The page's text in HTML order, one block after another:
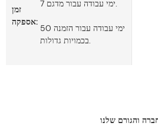
זמן
אספקה:
7 ימי עבודה עבור מדגם.
50 ימי עבודה עבור הזמנה
בכמויות גדולות.
והגורם שלנו